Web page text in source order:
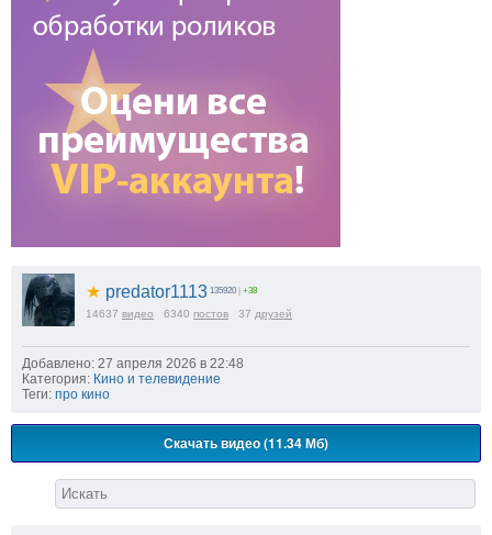
★ predator1113 135920 +38
14637 видео 6340 постов 37 друзей
Добавлено: 27 апреля 2026 в 22:48
Категория: Кино и телевидение
Теги: про кино
Скачать видео (11.34 Мб)